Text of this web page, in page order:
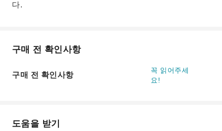
다.
구매 전 확인사항
구매 전 확인사항
꼭 읽어주세
요!
도움을 받기